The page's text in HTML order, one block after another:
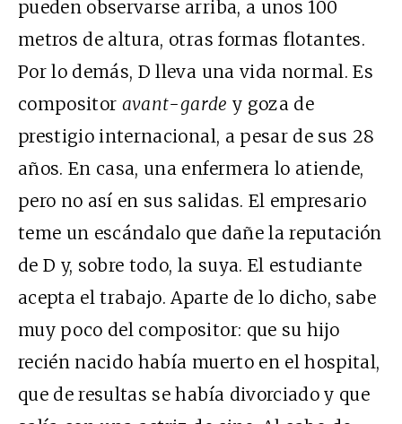
pueden observarse arriba, a unos 100
metros de altura, otras formas flotantes.
Por lo demás, D lleva una vida normal. Es
compositor avant-garde y goza de
prestigio internacional, a pesar de sus 28
años. En casa, una enfermera lo atiende,
pero no así en sus salidas. El empresario
teme un escándalo que dañe la reputación
de D y, sobre todo, la suya. El estudiante
acepta el trabajo. Aparte de lo dicho, sabe
muy poco del compositor: que su hijo
recién nacido había muerto en el hospital,
que de resultas se había divorciado y que